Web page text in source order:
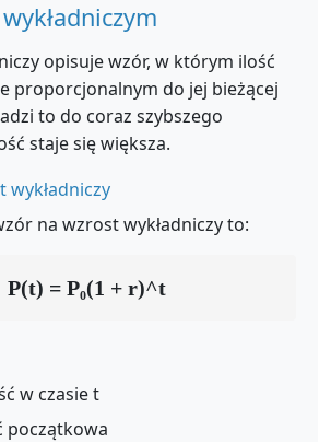
opisuje wzór, w którym ilość
proporcjonalnym do jej bieżącej
to do coraz szybszego
staje się większa.
wykładniczy
na wzrost wykładniczy to:
P(t) = P₀(1 + r)^t
w czasie t
początkowa